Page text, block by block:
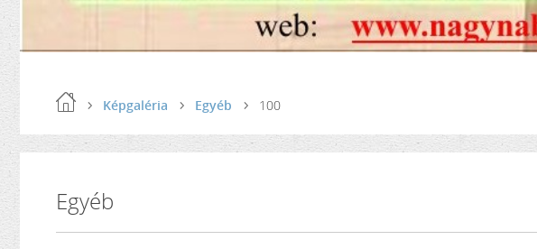
Képgaléria Egyéb 100
Egyéb